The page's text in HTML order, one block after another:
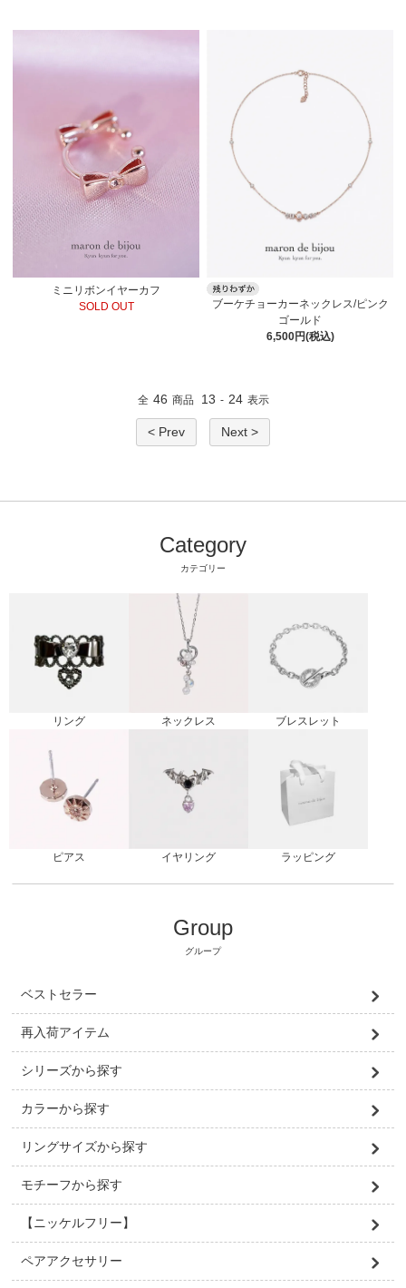
ミニリボンイヤーカフ
SOLD OUT
ブーケチョーカーネックレス/ピンク
ゴールド
6,500円(税込)
全 46 商品 13 - 24 表示
< Prev Next >
Category
カテゴリー
リング ネックレス ブレスレット
ピアス イヤリング ラッピング
Group
グループ
ベストセラー
再入荷アイテム
シリーズから探す
カラーから探す
リングサイズから探す
モチーフから探す
【ニッケルフリー】
ペアアクセサリー